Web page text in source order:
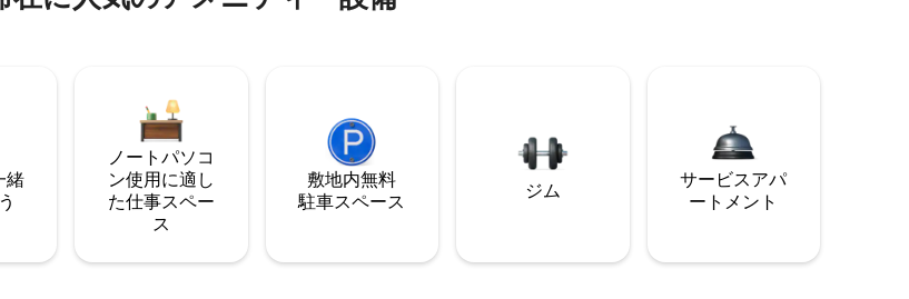
緒
ノートパソコ
ン使用に適し
た仕事スペー
ス
敷地内無料
駐⁠車ス⁠ペ⁠ー⁠ス
ジム
サービスアパ
ートメント